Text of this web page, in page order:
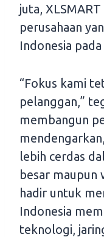
juta,
perusahaan
Indonesia
“Fokus kami
pelanggan,”
membangun
lebih cerdas
besar maupun
hadir untuk
Indonesia
teknologi,